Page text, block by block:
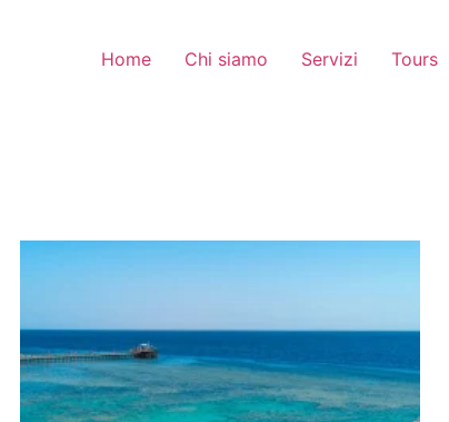
Home Chi siamo Servizi Tours